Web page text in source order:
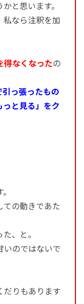
と思います。
私なら注釈を加
得なくなったの
っ張ったもの
と見る」をク
ての動きであた
、と。
いのではないで
だりもあります